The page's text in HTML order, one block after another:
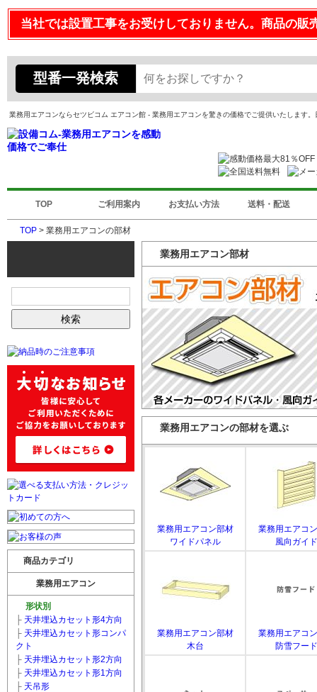
当社では設置工事をお受けしておりません。商品の
型番一発検索
業務用エアコンならセツビコム エアコン館 - 業務用エアコンを驚きの価格でご提供いたします
TOP ご利用案内 お支払い方法 送料・配送
TOP > 業務用エアコンの部材
商品カテゴリ
業務用エアコン
形状別
├ 天井埋込カセット形4方向
├ 天井埋込カセット形コンパ
クト
├ 天井埋込カセット形2方向
├ 天井埋込カセット形1方向
├ 天吊形
業務用エアコン部材
業務用エアコンの部材を選ぶ
業務用エアコン部材
ワイドパネル
業務用エアコ
風向ガイド
業務用エアコン部材
木台
業務用エアコ
防雪フード